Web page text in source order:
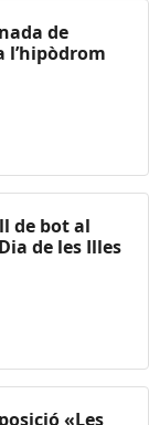
de
l’hipòdrom
de bot al
de les Illes
«Les